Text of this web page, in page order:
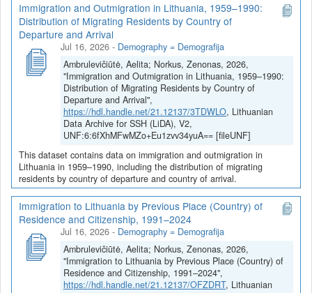
Immigration and Outmigration in Lithuania, 1959–1990:
Distribution of Migrating Residents by Country of
Departure and Arrival
Jul 16, 2026 - Demography = Demografija
Ambrulevičiūtė, Aelita; Norkus, Zenonas, 2026,
"Immigration and Outmigration in Lithuania, 1959–1990:
Distribution of Migrating Residents by Country of
Departure and Arrival",
https://hdl.handle.net/21.12137/3TDWLO, Lithuanian
Data Archive for SSH (LiDA), V2,
UNF:6:6fXhMFwMZo+Eu1zvv34yuA== [fileUNF]
This dataset contains data on immigration and outmigration in
Lithuania in 1959–1990, including the distribution of migrating
residents by country of departure and country of arrival.
Immigration to Lithuania by Previous Place (Country) of
Residence and Citizenship, 1991–2024
Jul 16, 2026 - Demography = Demografija
Ambrulevičiūtė, Aelita; Norkus, Zenonas, 2026,
"Immigration to Lithuania by Previous Place (Country) of
Residence and Citizenship, 1991–2024",
https://hdl.handle.net/21.12137/OFZDRT, Lithuanian